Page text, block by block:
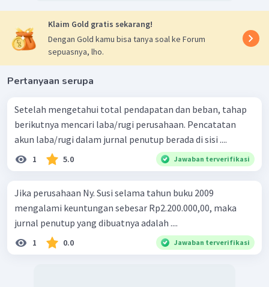
Klaim Gold gratis sekarang!
Dengan Gold kamu bisa tanya soal ke Forum
sepuasnya, lho.
Pertanyaan serupa
Setelah mengetahui total pendapatan dan beban, tahap
berikutnya mencari laba/rugi perusahaan. Pencatatan
akun laba/rugi dalam jurnal penutup berada di sisi ....
1 5.0 Jawaban terverifikasi
Jika perusahaan Ny. Susi selama tahun buku 2009
mengalami keuntungan sebesar Rp2.200.000,00, maka
jurnal penutup yang dibuatnya adalah ....
1 0.0 Jawaban terverifikasi